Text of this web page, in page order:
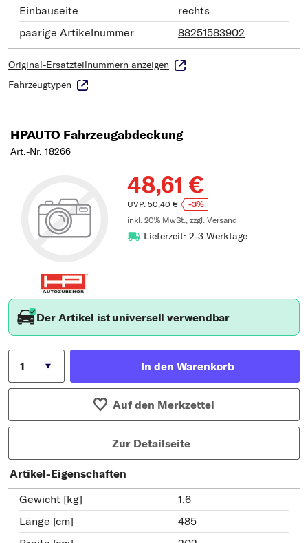
Einbauseite
rechts
paarige Artikelnummer
88251583902
Original-Ersatzteilnummern anzeigen
Fahrzeugtypen
HPAUTO Fahrzeugabdeckung
Art.-Nr. 18266
48,61 €
UVP: 50,40 €
-3%
inkl. 20% MwSt., zzgl. Versand
Lieferzeit: 2-3 Werktage
Der Artikel ist universell verwendbar
In den Warenkorb
Auf den Merkzettel
Zur Detailseite
Artikel-Eigenschaften
Gewicht [kg]
1,6
Länge [cm]
485